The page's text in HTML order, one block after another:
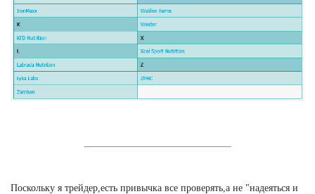
Поскольку я трейдер,есть привычка все проверять,а не "надеяться и